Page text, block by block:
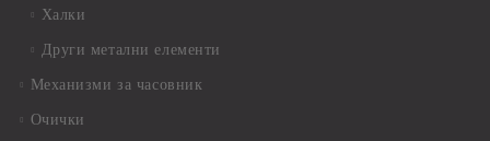
Халки
Други метални елементи
Механизми за часовник
Очички